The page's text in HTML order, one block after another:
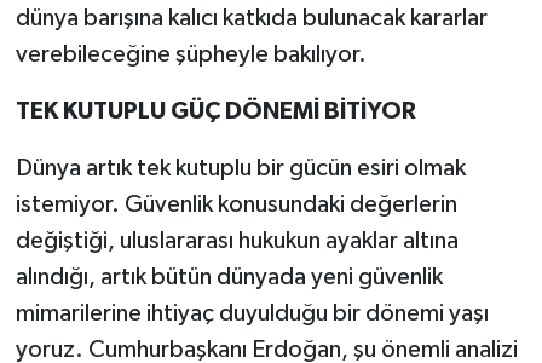
dünya barışına kalıcı katkıda bulunacak kararlar
verebileceğine şüpheyle bakılıyor.
TEK KUTUPLU GÜÇ DÖNEMİ BİTİYOR
Dünya artık tek kutuplu bir gücün esiri olmak
istemiyor. Güvenlik konusundaki değerlerin
değiştiği, uluslararası hukukun ayaklar altına
alındığı, artık bütün dünyada yeni güvenlik
mimarilerine ihtiyaç duyulduğu bir dönemi yaşı
yoruz. Cumhurbaşkanı Erdoğan, şu önemli analizi